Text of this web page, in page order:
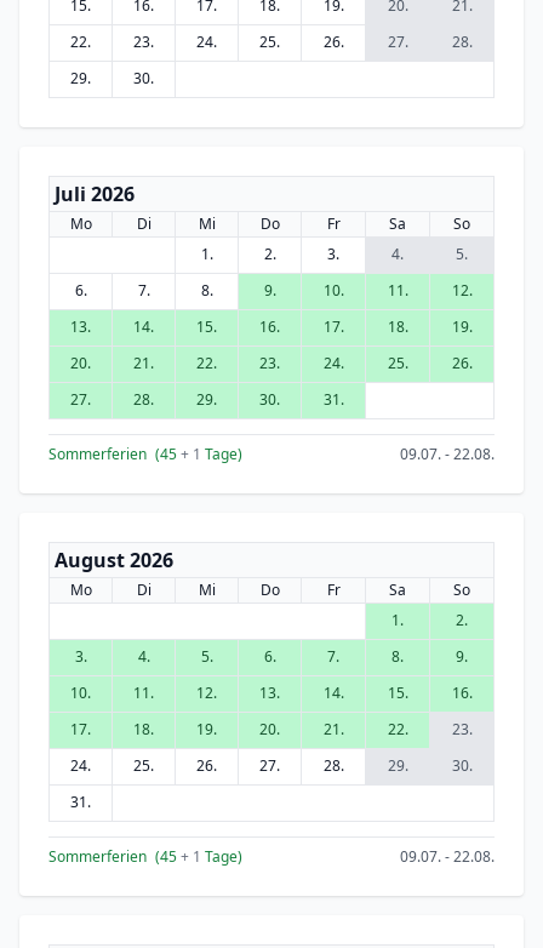
15. 16. 17. 18. 19. 20.
21.
22.
23. 24. 25. 26. 27.
28.
29.
30.
Juli 2026
Mo Di Mi Do Fr Sa
So
1.
2. 3. 4.
5.
6.
7. 8. 9. 10. 11.
12.
13.
14. 15. 16. 17. 18.
19.
20.
21. 22. 23. 24. 25.
26.
27.
28. 29. 30. 31.
Sommerferien (45+ 1 Tage) 09.07. - 22.08.
August 2026
Mo Di Mi Do Fr Sa
So
1.
2.
3.
4. 5. 6. 7. 8.
9.
10.
11. 12. 13. 14. 15.
16.
17.
18. 19. 20. 21. 22.
23.
24.
25. 26. 27. 28. 29.
30.
31.
Sommerferien (45+ 1 Tage) 09.07. - 22.08.